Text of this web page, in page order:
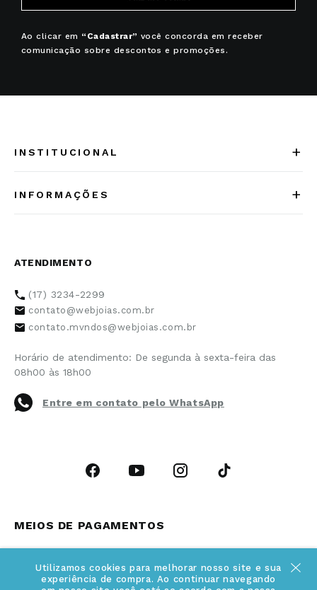
Utilizamos cookies para melhorar nosso site e sua
experiência de compra. Ao continuar navegando
Ao clicar em “Cadastrar” você concorda em receber
comunicação sobre descontos e promoções.
INSTITUCIONAL +
Conheça a linha MVNDOS
INFORMAÇÕES +
Cancelamento de Compra
Certificado de Garantia
Forma de Pagamento
Prazo de Entrega
ATENDIMENTO
(17) 3234-2299
contato@webjoias.com.br
contato.mvndos@webjoias.com.br
Horário de atendimento: De segunda à sexta-feira das
08h00 às 18h00
Entre em contato pelo WhatsApp
MEIOS DE PAGAMENTOS